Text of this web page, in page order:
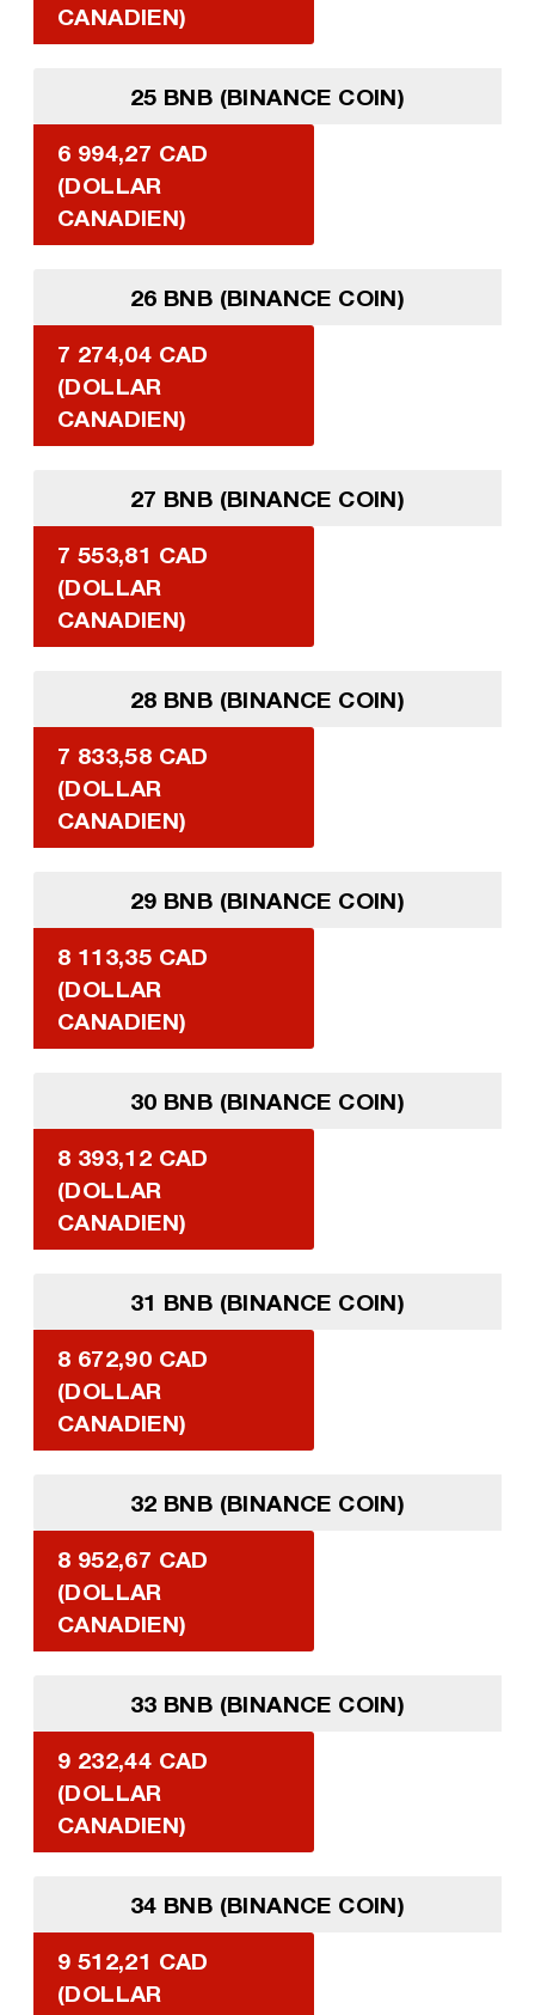
CANADIEN)
25 BNB (BINANCE COIN)
6 994,27 CAD
(DOLLAR
CANADIEN)
26 BNB (BINANCE COIN)
7 274,04 CAD
(DOLLAR
CANADIEN)
27 BNB (BINANCE COIN)
7 553,81 CAD
(DOLLAR
CANADIEN)
28 BNB (BINANCE COIN)
7 833,58 CAD
(DOLLAR
CANADIEN)
29 BNB (BINANCE COIN)
8 113,35 CAD
(DOLLAR
CANADIEN)
30 BNB (BINANCE COIN)
8 393,12 CAD
(DOLLAR
CANADIEN)
31 BNB (BINANCE COIN)
8 672,90 CAD
(DOLLAR
CANADIEN)
32 BNB (BINANCE COIN)
8 952,67 CAD
(DOLLAR
CANADIEN)
33 BNB (BINANCE COIN)
9 232,44 CAD
(DOLLAR
CANADIEN)
34 BNB (BINANCE COIN)
9 512,21 CAD
(DOLLAR